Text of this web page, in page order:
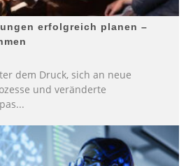
erfolgreich planen –
dem Druck, sich an neue
und veränderte
...